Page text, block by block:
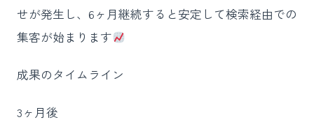
せが発生し、6ヶ月継続すると安定して検索経由での
集客が始まります
成果のタイムライン
3ヶ月後